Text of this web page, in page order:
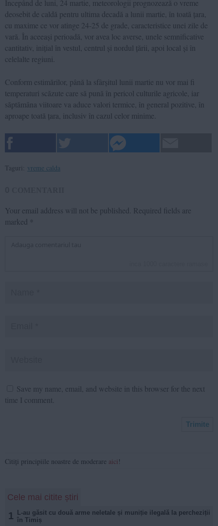
Începând de luni, 24 martie, meteorologii prognozează o vreme
deosebit de caldă pentru ultima decadă a lunii martie, în toată țara,
cu maxime ce vor atinge 24-25 de grade, caracteristice unei zile de
vară. În aceeași perioadă, vor avea loc averse, unele semnificative
cantitativ, inițial în vestul, centrul și nordul țării, apoi local și în
celelalte regiuni.
Conform estimărilor, până la sfârșitul lunii martie nu vor mai fi
temperaturi scăzute care să pună în pericol culturile agricole, iar
săptămâna viitoare va aduce valori termice, în general pozitive, în
aproape toată țara, inclusiv în cazul celor minime.
Taguri: vreme calda
Your email address will not be published. Required fields are
marked *
Save my name, email, and website in this browser for the next
time I comment.
Citiți principiile noastre de moderare aici !
Cele mai citite știri
1
L-au găsit cu două arme neletale și muniție ilegală la percheziții
în Timiș